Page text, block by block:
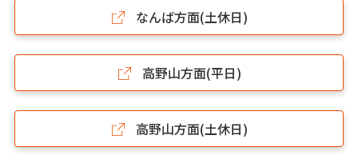
なんば方面(土休日)
高野山方面(平日)
高野山方面(土休日)